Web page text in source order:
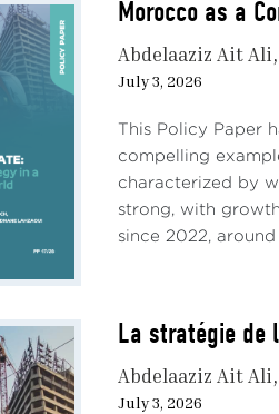
Morocco as a
Abdelaaziz Ait Ali
July 3, 2026
This Policy Paper
compelling
characterized by
strong, with
since 2022,
La stratégie de
Abdelaaziz Ait Ali
July 3, 2026